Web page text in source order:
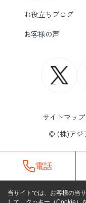
お役立ちブログ
お客様の声
サイトマップ
© (株)アジ
電話
当サイトでは、お客様の当